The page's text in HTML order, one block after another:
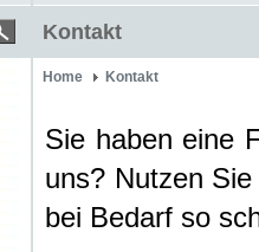
Kontakt
Home Kontakt
Sie haben eine
uns? Nutzen
bei Bedarf so